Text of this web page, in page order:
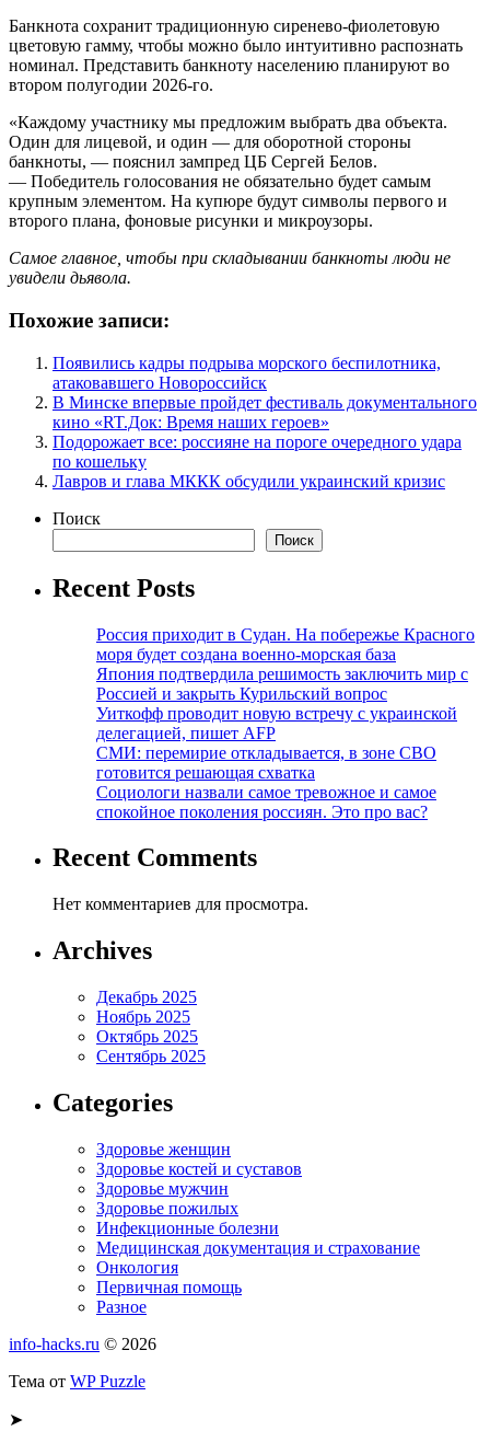
Банкнота сохранит традиционную сиренево-фиолетовую
цветовую гамму, чтобы можно было интуитивно распознать
номинал. Представить банкноту населению планируют во
втором полугодии 2026-го.
«Каждому участнику мы предложим выбрать два объекта.
Один для лицевой, и один — для оборотной стороны
банкноты, — пояснил зампред ЦБ Сергей Белов.
— Победитель голосования не обязательно будет самым
крупным элементом. На купюре будут символы первого и
второго плана, фоновые рисунки и микроузоры.
Самое главное, чтобы при складывании банкноты люди не
увидели дьявола.
Похожие записи:
Появились кадры подрыва морского беспилотника,
атаковавшего Новороссийск
В Минске впервые пройдет фестиваль документального
кино «RT.Док: Время наших героев»
Подорожает все: россияне на пороге очередного удара
по кошельку
Лавров и глава МККК обсудили украинский кризис
Поиск
Поиск
Recent Posts
Россия приходит в Судан. На побережье Красного
моря будет создана военно-морская база
Япония подтвердила решимость заключить мир с
Россией и закрыть Курильский вопрос
Уиткофф проводит новую встречу с украинской
делегацией, пишет AFP
СМИ: перемирие откладывается, в зоне СВО
готовится решающая схватка
Социологи назвали самое тревожное и самое
спокойное поколения россиян. Это про вас?
Recent Comments
Нет комментариев для просмотра.
Archives
Декабрь 2025
Ноябрь 2025
Октябрь 2025
Сентябрь 2025
Categories
Здоровье женщин
Здоровье костей и суставов
Здоровье мужчин
Здоровье пожилых
Инфекционные болезни
Медицинская документация и страхование
Онкология
Первичная помощь
Разное
info-hacks.ru © 2026
Тема от WP Puzzle
➤